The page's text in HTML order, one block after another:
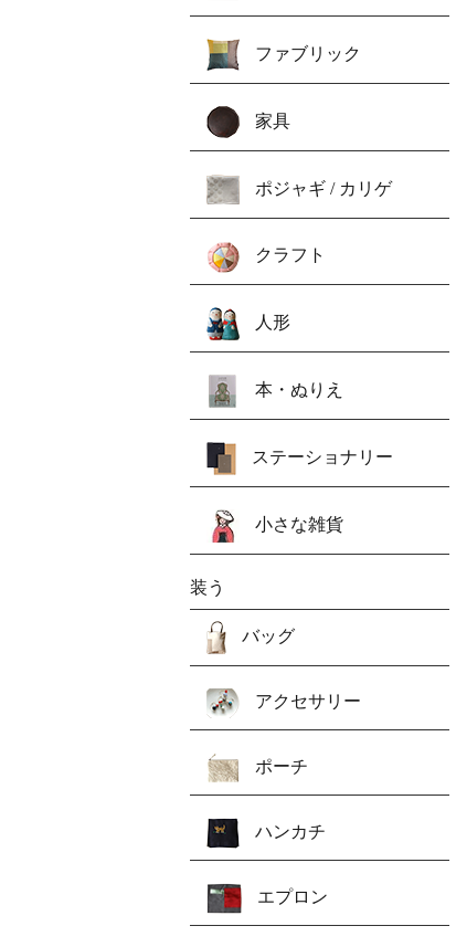
ファブリック
家具
ポジャギ / カリゲ
クラフト
人形
本・ぬりえ
ステーショナリー
小さな雑貨
装う
バッグ
アクセサリー
ポーチ
ハンカチ
エプロン